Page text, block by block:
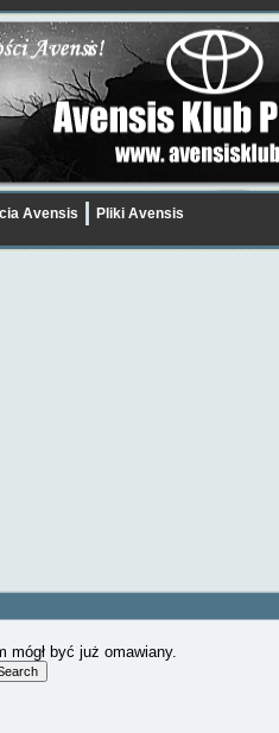
Avensis Pliki Avensis
być już omawiany.